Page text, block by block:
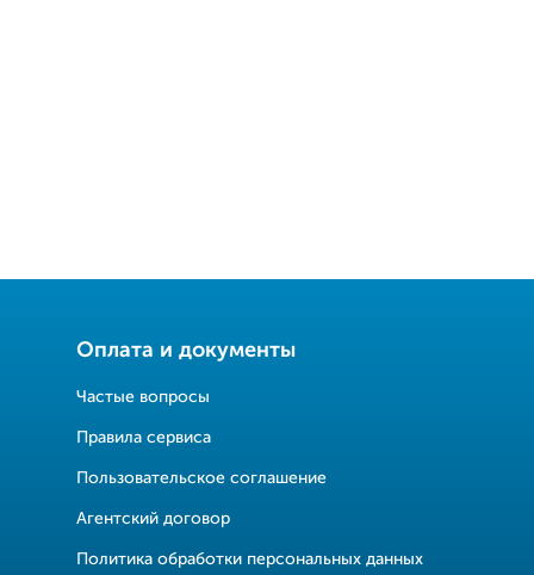
Оплата и документы
Частые вопросы
Правила сервиса
Пользовательское соглашение
Агентский договор
Политика обработки персональных данных